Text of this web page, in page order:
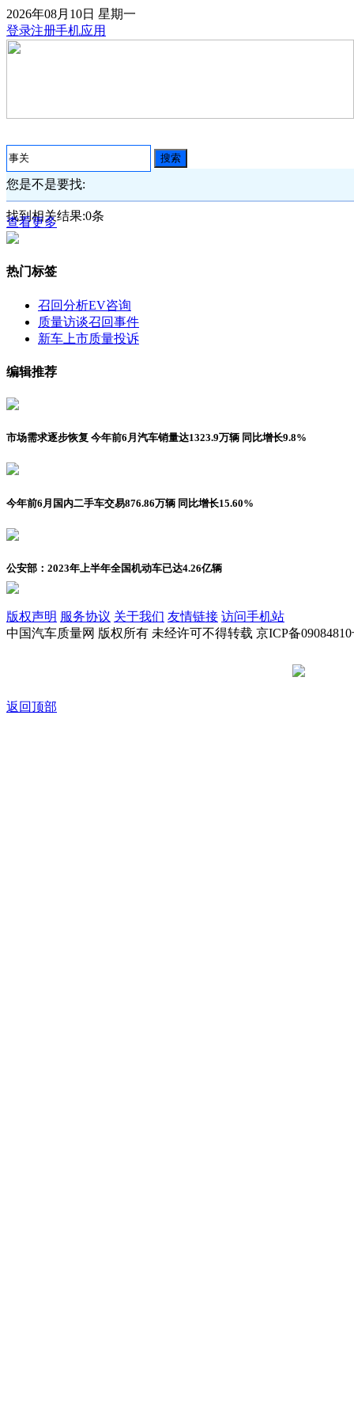
2026年08月10日 星期一
登录注册手机应用
搜索
您是不是要找:
找到相关结果:0条
查看更多
热门标签
召回分析EV咨询
质量访谈召回事件
新车上市质量投诉
编辑推荐
市场需求逐步恢复 今年前6月汽车销量达1323.9万辆 同比增长9.8%
今年前6月国内二手车交易876.86万辆 同比增长15.60%
公安部：2023年上半年全国机动车已达4.26亿辆
版权声明 服务协议 关于我们 友情链接 访问手机站
中国汽车质量网 版权所有 未经许可不得转载 京ICP备09084810
返回顶部